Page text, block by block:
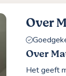
Over
Over
Het geeft